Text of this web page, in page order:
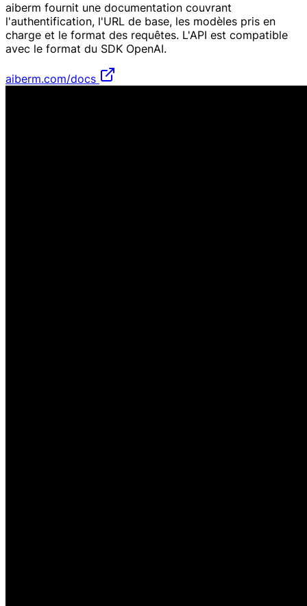
aiberm fournit une documentation couvrant
l'authentification, l'URL de base, les modèles pris en
charge et le format des requêtes. L'API est compatible
avec le format du SDK OpenAI.
aiberm.com/docs